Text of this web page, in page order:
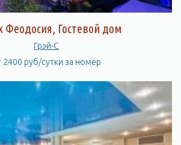
Феодосия, Гостевой дом
Грэй-С
2400 руб/сутки за номер